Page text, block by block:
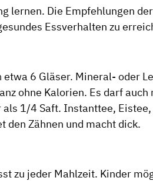
lernen. Die Empfehlungen
Essverhalten zu
6 Gläser. Mineral- oder
ohne Kalorien. Es darf auch
1/4 Saft. Instanttee,
den Zähnen und macht dick.
zu jeder Mahlzeit. Kinder